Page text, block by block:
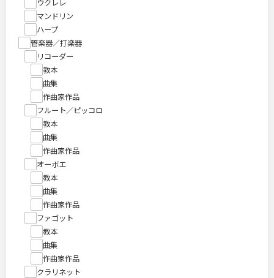
ウクレレ
マンドリン
ハープ
管楽器／打楽器
リコーダー
教本
曲集
作曲家作品
フルート／ピッコロ
教本
曲集
作曲家作品
オーボエ
教本
曲集
作曲家作品
ファゴット
教本
曲集
作曲家作品
クラリネット